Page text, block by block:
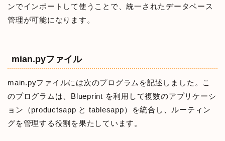
ンでインポートして使うことで、統一されたデータベース
管理が可能になります。
mian.pyファイル
main.pyファイルには次のプログラムを記述しました。こ
のプログラムは、Blueprint を利用して複数のアプリケーシ
ョン（productsapp と tablesapp）を統合し、ルーティン
グを管理する役割を果たしています。